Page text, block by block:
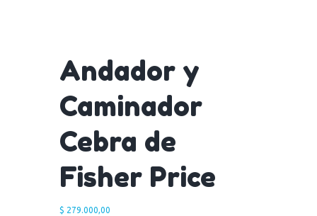
Andador y
Caminador
Cebra de
Fisher Price
$ 279.000,00